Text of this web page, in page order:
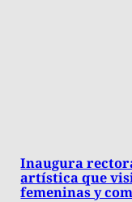
Inaugura
artística que
femeninas y